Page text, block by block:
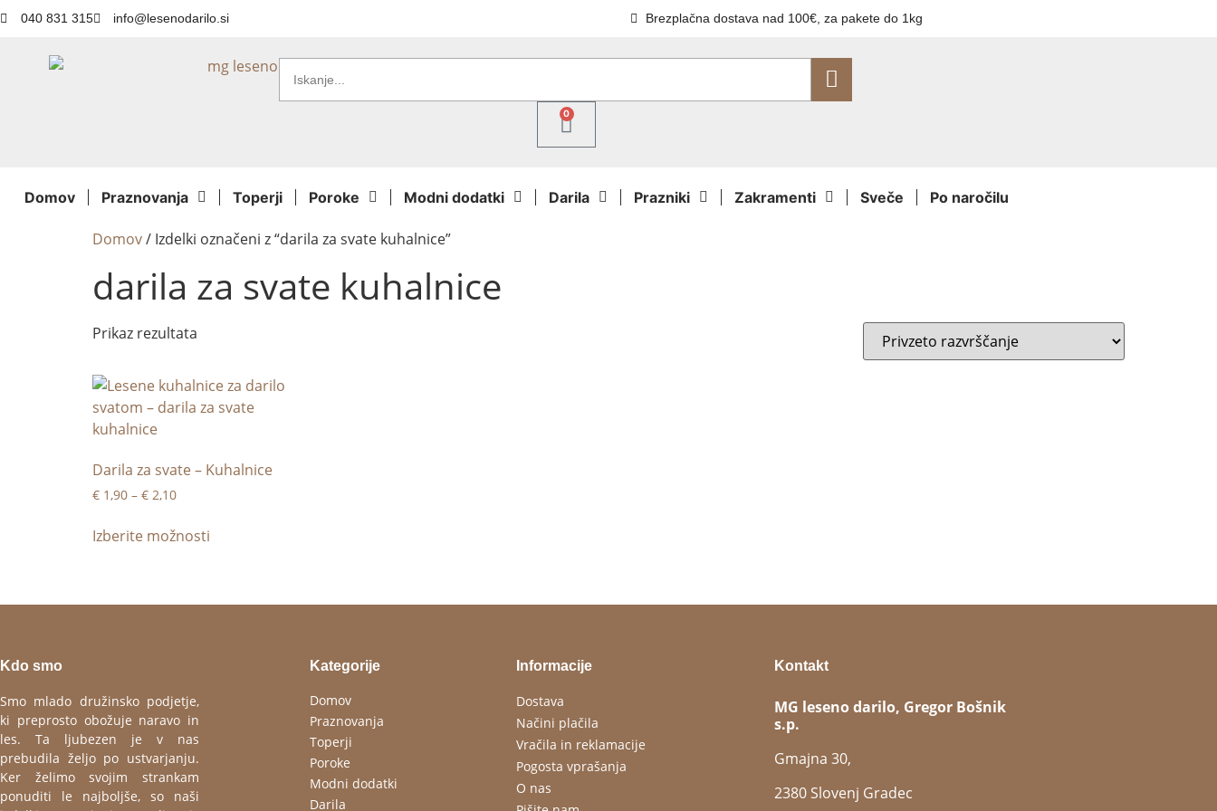
040 831 315 info@lesenodarilo.si Brezplačna dostava nad 100€, za pakete do 1kg
0
Domov Praznovanja Toperji Poroke Modni dodatki Darila Prazniki Zakramenti Sveče Po naročilu
Domov/ Izdelki označeni z “darila za svate kuhalnice”
darila za svate kuhalnice
Prikaz rezultata
Darila za svate – Kuhalnice
€ 1,90 – € 2,10
Izberite možnosti
Kdo smo
Smo mlado družinsko podjetje,
ki preprosto obožuje naravo in
les. Ta ljubezen je v nas
prebudila željo po ustvarjanju.
Ker želimo svojim strankam
ponuditi le najboljše, so naši
Kategorije
Domov
Praznovanja
Toperji
Poroke
Modni dodatki
Darila
Informacije
Dostava
Načini plačila
Vračila in reklamacije
Pogosta vprašanja
O nas
Kontakt
MG leseno darilo, Gregor Bošnik
s.p.
Gmajna 30,
2380 Slovenj Gradec